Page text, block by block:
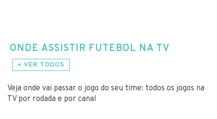
ONDE ASSISTIR FUTEBOL NA TV
+ VER TODOS
Veja onde vai passar o jogo do seu time: todos os jogos na
TV por rodada e por canal